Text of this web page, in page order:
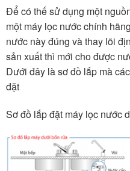
Để có thế sử dụng một
một máy lọc nước chính
nước này đúng và thay lõi
sản xuất thì mới cho được
Dưới đây là sơ đồ lắp mà
đặt
Sơ đồ lắp đặt máy lọc nước